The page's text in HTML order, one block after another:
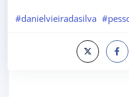
#danielvieiradasilva